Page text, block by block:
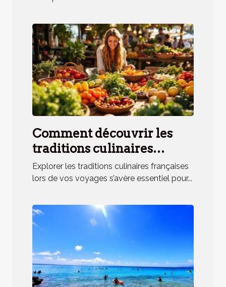
Comment découvrir les
traditions culinaires
françaises lors de vos
voyages ?
Explorer les traditions culinaires françaises
lors de vos voyages s’avère essentiel pour...